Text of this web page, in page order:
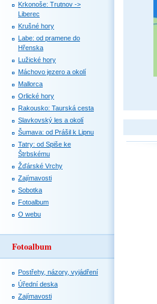
Krkonoše: Trutnov ->
Liberec
Krušné hory
Labe: od pramene do
Hřenska
Lužické hory
Máchovo jezero a okolí
Mallorca
Orlické hory
Rakousko: Taurská cesta
Slavkovský les a okolí
Šumava: od Prášil k Lipnu
Tatry: od Spiše ke
Štrbskému
Žďárské Vrchy
Zajímavosti
Sobotka
Fotoalbum
O webu
Fotoalbum
Postřehy, názory, vyjádření
Úřední deska
Zajímavosti